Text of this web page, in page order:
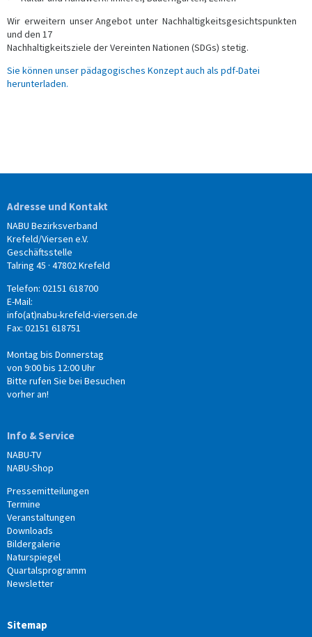
Wir erweitern unser Angebot unter Nachhaltigkeitsgesichtspunkten
und den 17
Nachhaltigkeitsziele der Vereinten Nationen (SDGs) stetig.
Sie können unser pädagogisches Konzept auch als pdf-Datei
herunterladen.
Adresse und Kontakt
NABU Bezirksverband
Krefeld/Viersen e.V.
Geschäftsstelle
Talring 45 · 47802 Krefeld
Telefon: 02151 618700
E-Mail:
info(at)nabu-krefeld-viersen.de
Fax: 02151 618751
Montag bis Donnerstag
von 9:00 bis 12:00 Uhr
Bitte rufen Sie bei Besuchen
vorher an!
Info & Service
NABU-TV
NABU-Shop
Pressemitteilungen
Termine
Veranstaltungen
Downloads
Bildergalerie
Naturspiegel
Quartalsprogramm
Newsletter
Sitemap